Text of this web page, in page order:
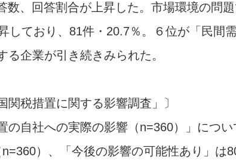
数、回答割合が上昇した。市場環境の問
しており、81件・20.7％。６位が「民間
る企業が引き続きみられた。
関税措置に関する影響調査」〕
の自社への実際の影響（n=360）」につ
）、「今後の影響の可能性あり」は